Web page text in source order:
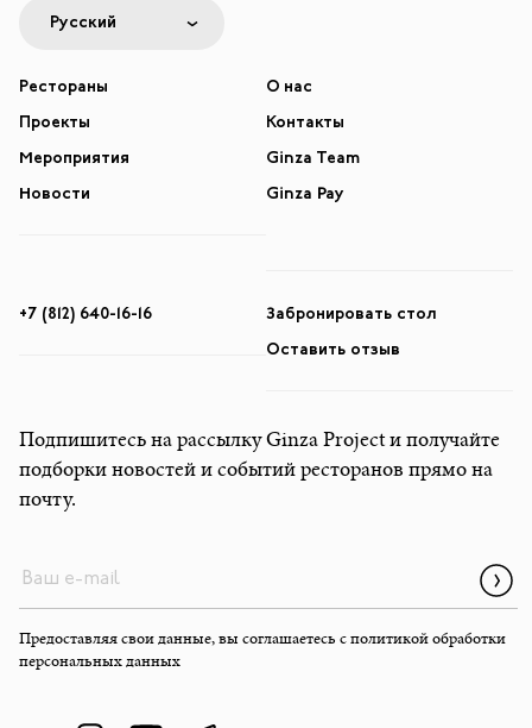
Русский
Рестораны
Проекты
Мероприятия
Новости
О нас
Контакты
Ginza Team
Ginza Pay
+7 (812) 640-16-16
Забронировать стол
Оставить отзыв
Подпишитесь на рассылку Ginza Project и получайте
подборки новостей и событий ресторанов прямо на
почту.
Предоставляя свои данные, вы соглашаетесь с политикой обработки
персональных данных